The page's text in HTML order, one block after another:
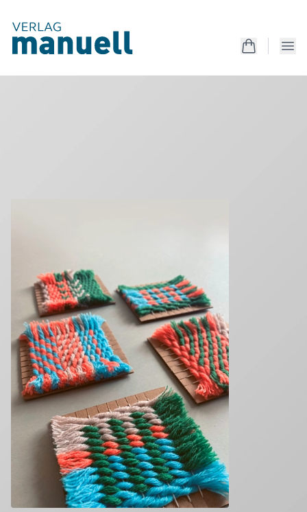
Kreativanleitungen Unterrichtsmaterialien Mappen